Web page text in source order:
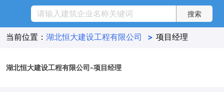
当前位置： 湖北恒大建设工程有限公司 > 项目经理
湖北恒大建设工程有限公司-项目经理